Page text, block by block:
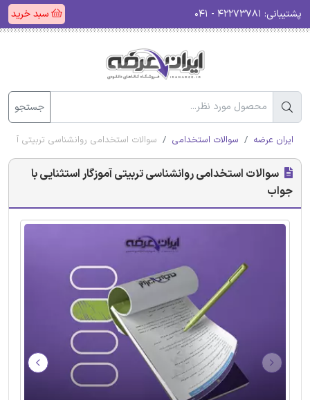
پشتیبانی: سبد خرید
جستجو
ایران عرضه سوالات استخدامی سوالات استخدامی روانشناسی تربیتی
سوالات استخدامی روانشناسی تربیتی آموزگار استثنایی با
جواب